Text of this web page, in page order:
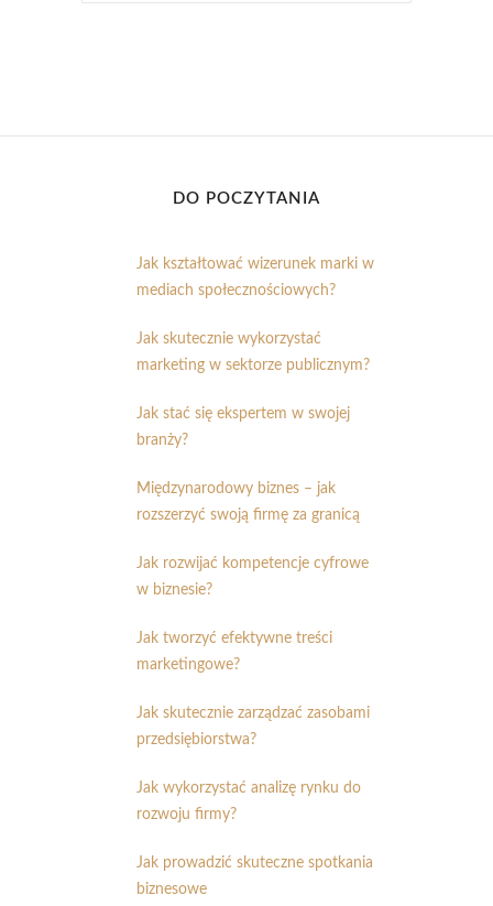
DO POCZYTANIA
Jak kształtować wizerunek marki w
mediach społecznościowych?
Jak skutecznie wykorzystać
marketing w sektorze publicznym?
Jak stać się ekspertem w swojej
branży?
Międzynarodowy biznes – jak
rozszerzyć swoją firmę za granicą
Jak rozwijać kompetencje cyfrowe
w biznesie?
Jak tworzyć efektywne treści
marketingowe?
Jak skutecznie zarządzać zasobami
przedsiębiorstwa?
Jak wykorzystać analizę rynku do
rozwoju firmy?
Jak prowadzić skuteczne spotkania
biznesowe